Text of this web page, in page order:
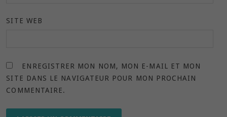
SITE WEB
ENREGISTRER MON NOM, MON E-MAIL ET MON
SITE DANS LE NAVIGATEUR POUR MON PROCHAIN
COMMENTAIRE.